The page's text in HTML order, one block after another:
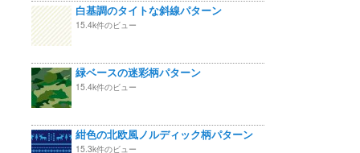
白基調のタイトな斜線パターン
15.4k件のビュー
緑ベースの迷彩柄パターン
15.4k件のビュー
紺色の北欧風ノルディック柄パターン
15.3k件のビュー